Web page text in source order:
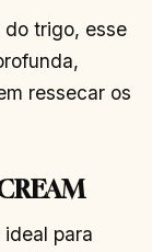
trigo, esse
ressecar os
para